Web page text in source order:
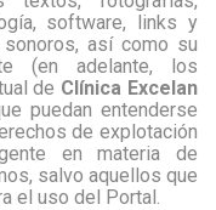
software, links y
así como su
(en adelante, los
de Clínica Excelan
puedan entenderse
de explotación
en materia de
salvo aquellos que
el uso del Portal.